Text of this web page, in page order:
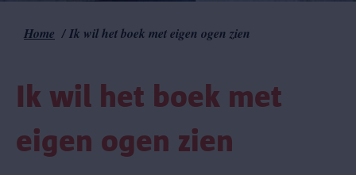
Kruimelpad
Home Ik wil het boek met eigen ogen zien
Ik wil het boek met
eigen ogen zien